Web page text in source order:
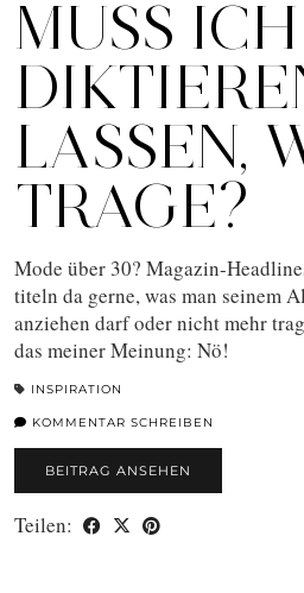
MUSS
LASSEN,
TRAGE?
Mode über 30? Magazin-
titeln da gerne, was man seinem
anziehen darf oder nicht mehr
das meiner Meinung: Nö!
INSPIRATION
KOMMENTAR SCHREIBEN
BEITRAG ANSEHEN
Teilen: